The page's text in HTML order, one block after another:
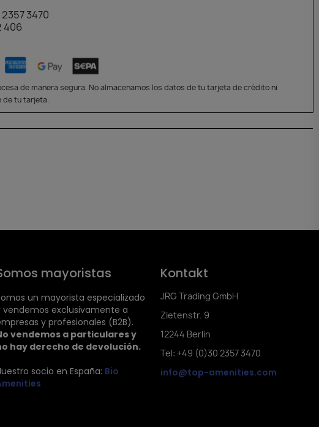
3470
406
de manera segura. No almacenamos los datos de tu tarjeta de crédito ni
de tu tarjeta.
mayoristas
un mayorista especializado
vendemos exclusivamente a
y profesionales (B2B).
vendemos a particulares y
hay derecho de devolución.
socio en España: Bio
Kontakt
JRG Trading GmbH
Zietenstr. 9
12244 Berlin
Tel: +49 (0)30 2357 3470
info@top-amenities.com